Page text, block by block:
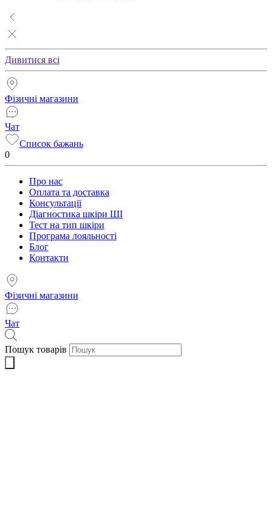
Дивитися всі
Фізичні магазини
Чат
Список бажань
0
Про нас
Оплата та доставка
Консультації
Діагностика шкіри ШІ
Тест на тип шкіри
Програма лояльності
Блог
Контакти
Фізичні магазини
Чат
Пошук товарів